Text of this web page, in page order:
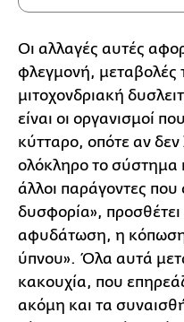
Οι αλλαγές αυτές
φλεγμονή, μεταβολές
μιτοχονδριακή
είναι οι οργανισμοί
κύτταρο, οπότε αν
ολόκληρο το σύστημα
άλλοι παράγοντες
δυσφορία»,
αφυδάτωση, η κόπωση
ύπνου». Όλα αυτά
κακουχία, που
ακόμη και τα